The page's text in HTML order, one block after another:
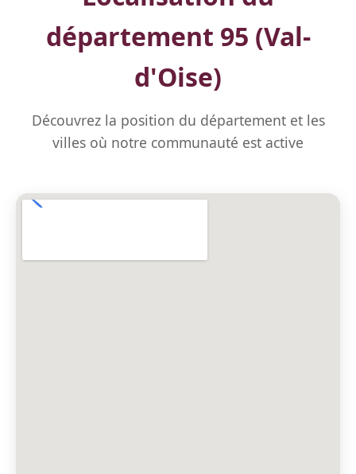
département 95 (Val-
d'Oise)
Découvrez la position du département et les
villes où notre communauté est active